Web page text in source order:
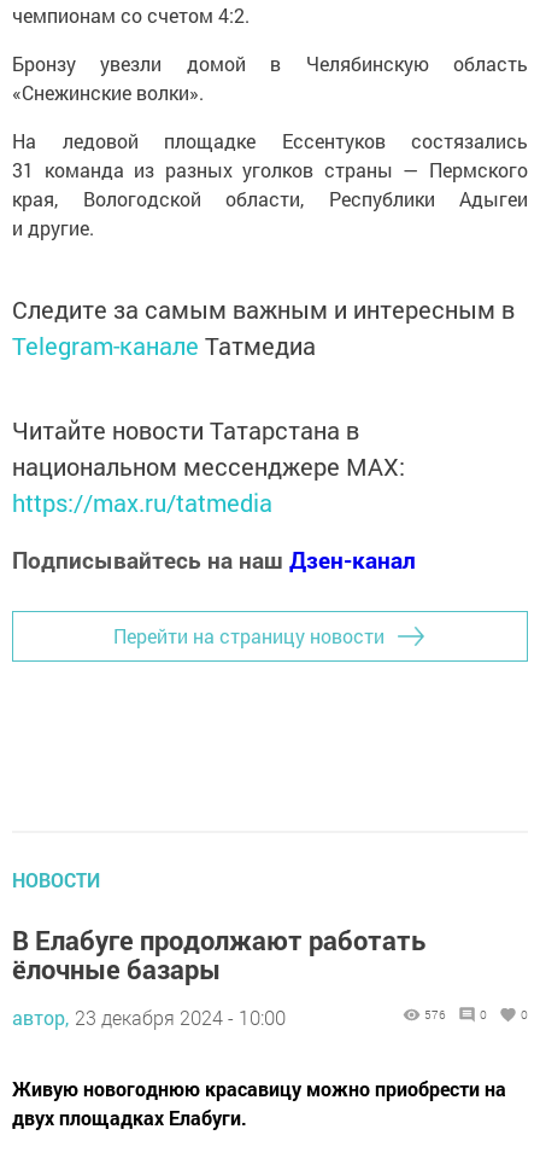
чемпионам со счетом 4:2.
Бронзу увезли домой в Челябинскую область
«Снежинские волки».
На ледовой площадке Ессентуков состязались
31 команда из разных уголков страны — Пермского
края, Вологодской области, Республики Адыгеи
и другие.
Следите за самым важным и интересным в
Telegram-канале Татмедиа
Читайте новости Татарстана в
национальном мессенджере MАХ:
https://max.ru/tatmedia
Подписывайтесь на наш Дзен-канал
Перейти на страницу новости
НОВОСТИ
В Елабуге продолжают работать
ёлочные базары
автор, 23 декабря 2024 - 10:00 576 0 0
Живую новогоднюю красавицу можно приобрести на
двух площадках Елабуги.